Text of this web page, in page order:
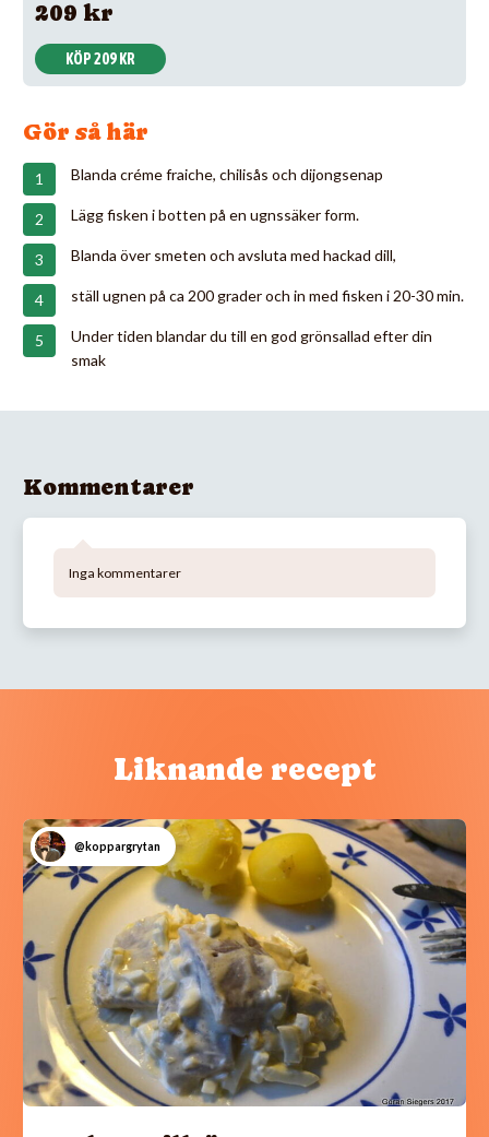
209 kr
KÖP 209 KR
Gör så här
Blanda créme fraiche, chilisås och dijongsenap
Lägg fisken i botten på en ugnssäker form.
Blanda över smeten och avsluta med hackad dill,
ställ ugnen på ca 200 grader och in med fisken i 20-30 min.
Under tiden blandar du till en god grönsallad efter din
smak
Kommentarer
Inga kommentarer
Liknande recept
@koppargrytan